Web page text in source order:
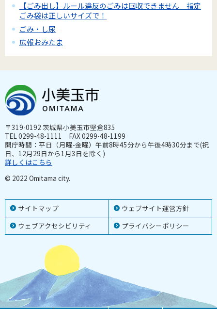
【ごみ出し】ルール違反のごみは回収できません 指定
ごみ袋は正しいサイズで！
ごみ・し尿
広報おみたま
サイトマップ
ウェブサイト運営方針
ウェブアクセシビリティ
プライバシーポリシー
〒319-0192 茨城県小美玉市堅倉835
TEL 0299-48-1111 FAX 0299-48-1199
開庁時間：平日（月曜-金曜）午前8時45分から午後4時30分まで(祝
日、12月29日から1月3日を除く)
詳しくはこちら
© 2022 Omitama city.